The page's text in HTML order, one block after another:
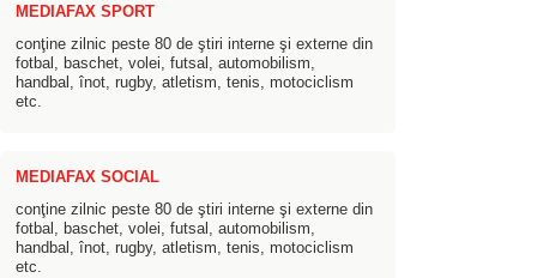
MEDIAFAX SPORT
conţine zilnic peste 80 de ştiri interne şi externe din
fotbal, baschet, volei, futsal, automobilism,
handbal, înot, rugby, atletism, tenis, motociclism
etc.
MEDIAFAX SOCIAL
conţine zilnic peste 80 de ştiri interne şi externe din
fotbal, baschet, volei, futsal, automobilism,
handbal, înot, rugby, atletism, tenis, motociclism
etc.